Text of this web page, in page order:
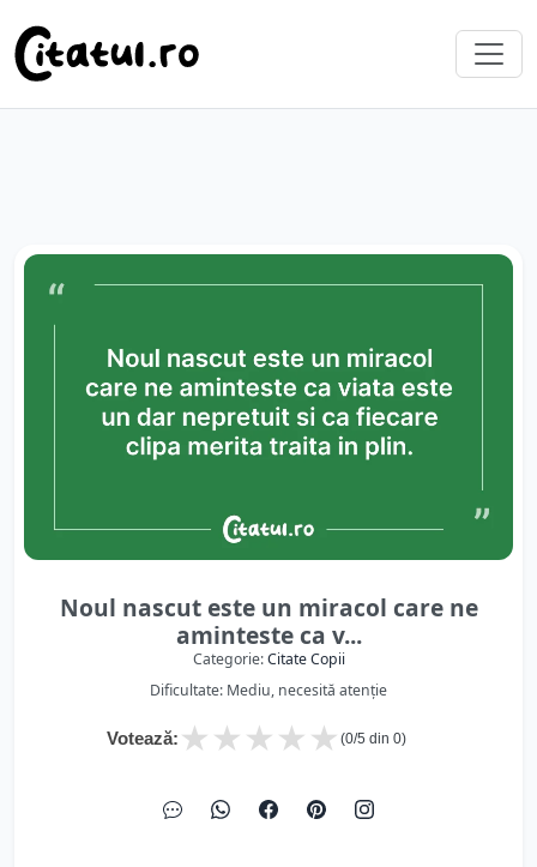
Noul nascut este un miracol care ne
aminteste ca v...
Categorie:Citate Copii
Dificultate: Mediu, necesită atenție
Votează: ★
★
★
★
★ (0/5 din 0)